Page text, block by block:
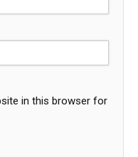
in this browser for